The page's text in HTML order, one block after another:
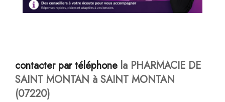
contacter par téléphone la PHARMACIE DE
SAINT MONTAN à SAINT MONTAN
(07220)